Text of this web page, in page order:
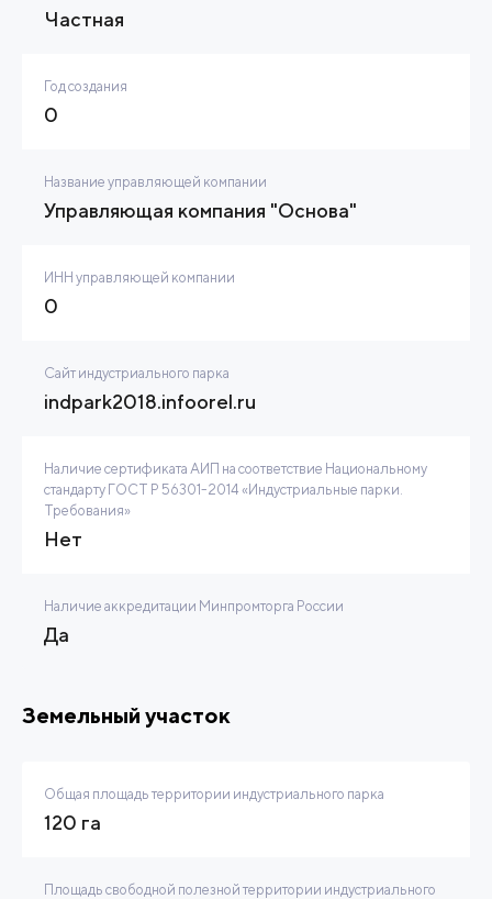
Частная
Год создания
0
Название управляющей компании
Управляющая компания "Основа"
ИНН управляющей компании
0
Сайт индустриального парка
indpark2018.infoorel.ru
Наличие сертификата АИП на соответствие Национальному
стандарту ГОСТ Р 56301-2014 «Индустриальные парки.
Требования»
Нет
Наличие аккредитации Минпромторга России
Да
Земельный участок
Общая площадь территории индустриального парка
120 га
Площадь свободной полезной территории индустриального